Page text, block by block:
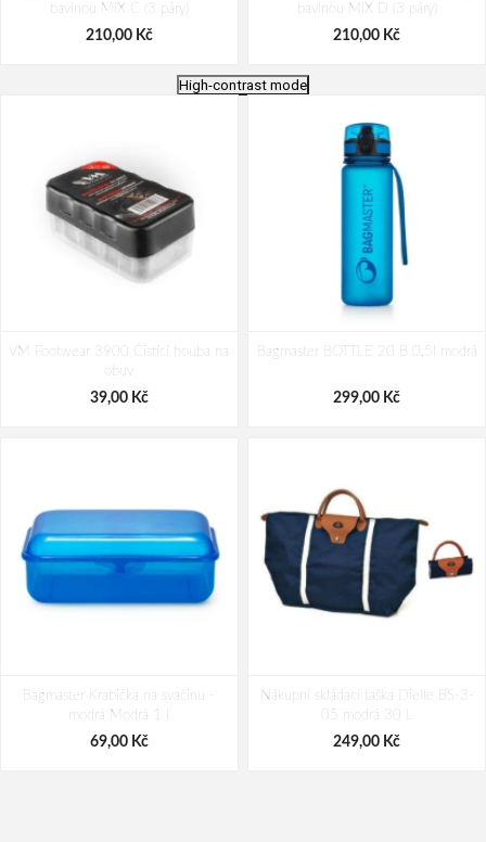
bavlnou MIX C (3 páry)
210,00 Kč
bavlnou MIX D (3 páry)
210,00 Kč
bavlnou MIX E (3 páry)
210,00 Kč
bavlnou MIX F (3 páry)
High-contrast mode
VM Footwear 3900 Čistící houba na
obuv
39,00 Kč
Bagmaster BOTTLE 20 B 0,5l modrá
299,00 Kč
Bagmaster Krabička na svačinu -
modrá Modrá 1 l
69,00 Kč
Nákupní skládací taška Dielle BS-3-
05 modrá 30 L
249,00 Kč